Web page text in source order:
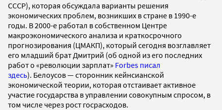
СССР), которая обсуждала варианты решения
экономических проблем, возникших в стране в 1990-е
годы. В 2000-е работал в собственном Центре
макроэкономического анализа и краткосрочного
прогнозирования (ЦМАКП), который сегодня возглавляет
его младший брат Дмитрий (об одной из его последних
работ о «революции зарплат» Forbes писал
здесь). Белоусов — сторонник кейнсианской
экономической теории, которая отстаивает активное
участие государства в управлении совокупным спросом, в
том числе через рост госрасходов.